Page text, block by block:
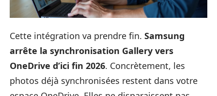
Cette intégration va prendre fin. Samsung
arrête la synchronisation Gallery vers
OneDrive d’ici fin 2026. Concrètement, les
photos déjà synchronisées restent dans votre